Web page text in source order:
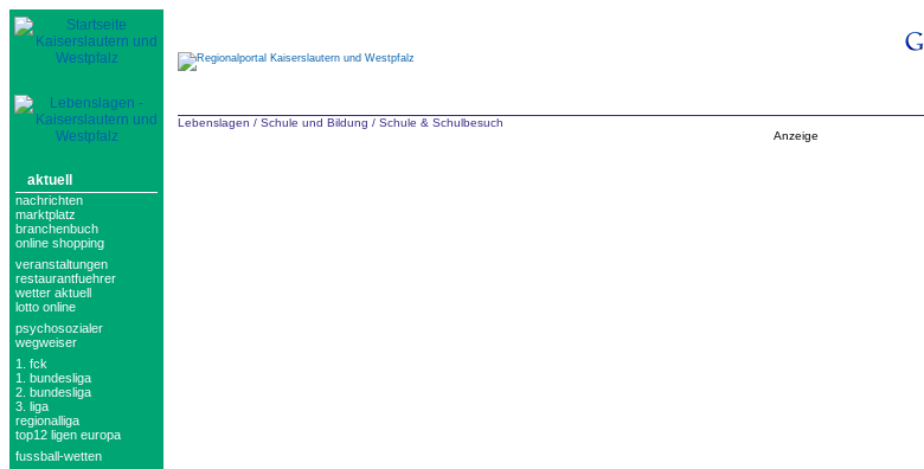
aktuell
nachrichten
marktplatz
branchenbuch
online shopping
veranstaltungen
restaurantfuehrer
wetter aktuell
lotto online
psychosozialer
wegweiser
1. fck
1. bundesliga
2. bundesliga
3. liga
regionalliga
top12 ligen europa
fussball-wetten
Lebenslagen / Schule und Bildung / Schule & Schulbesuch
Anzeige